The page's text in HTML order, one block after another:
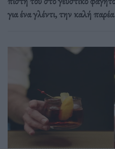
για ένα γλέντι, την καλή παρέα